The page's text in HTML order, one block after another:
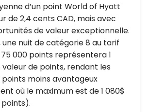
d’un point World of Hyatt
de 2,4 cents CAD, mais avec
de valeur exceptionnelle.
une nuit de catégorie 8 au tarif
000 points représentera 1
valeur de points, rendant les
moins avantageux
où le maximum est de 1 080$